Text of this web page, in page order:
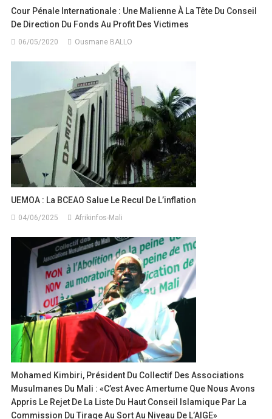
Cour Pénale Internationale : Une Malienne À La Tête Du Conseil
De Direction Du Fonds Au Profit Des Victimes
06/05/2020 Ousmane BALLO
UEMOA : La BCEAO Salue Le Recul De L’inflation
04/06/2025 Afrikinfos-Mali
Mohamed Kimbiri, Président Du Collectif Des Associations
Musulmanes Du Mali : «C’est Avec Amertume Que Nous Avons
Appris Le Rejet De La Liste Du Haut Conseil Islamique Par La
Commission Du Tirage Au Sort Au Niveau De L’AIGE»